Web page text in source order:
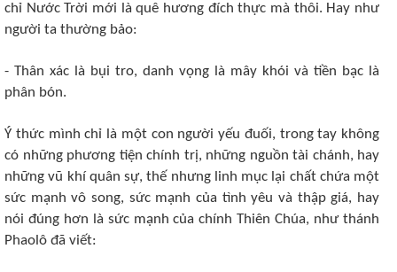
chỉ Nước Trời mới là quê hương đích thực mà thôi. Hay như
người ta thường bảo:
- Thân xác là bụi tro, danh vọng là mây khói và tiền bạc là
phân bón.
Ý thức mình chỉ là một con người yếu đuối, trong tay không
có những phương tiện chính trị, những nguồn tài chánh, hay
những vũ khí quân sự, thế nhưng linh mục lại chất chứa một
sức mạnh vô song, sức mạnh của tình yêu và thập giá, hay
nói đúng hơn là sức mạnh của chính Thiên Chúa, như thánh
Phaolô đã viết: